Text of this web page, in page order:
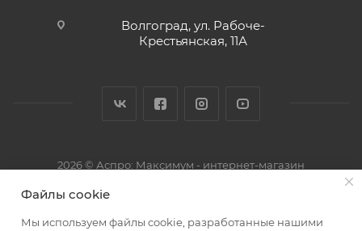
Волгоград, ул. Рабоче-
Крестьянская, 11А
2026 © Аспро: Максимум - интернет-магазин
Файлы cookie
Мы используем файлы cookie, разработанные нашими